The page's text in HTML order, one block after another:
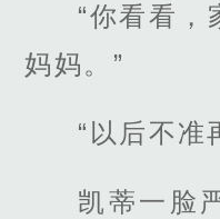
“你看看，
妈妈。”
“以后不准
凯蒂一脸